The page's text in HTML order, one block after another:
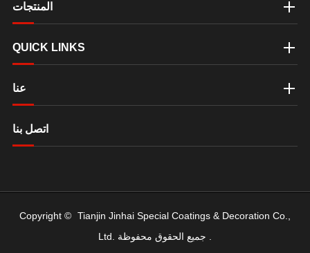
المنتجات
QUICK LINKS
عنا
اتصل بنا
Copyright © Tianjin Jinhai Special Coatings & Decoration Co.,
Ltd.